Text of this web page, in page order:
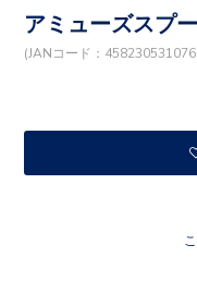
アミューズスプ
(JANコード：